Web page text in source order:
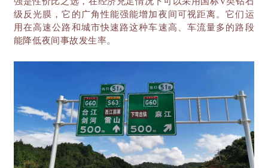
级反光膜，它的广角性能强能增加夜间可视距离。它们运
用在高速公路和城市快速路这种车速高、车流量多的路段
能降低夜间事故发生率。